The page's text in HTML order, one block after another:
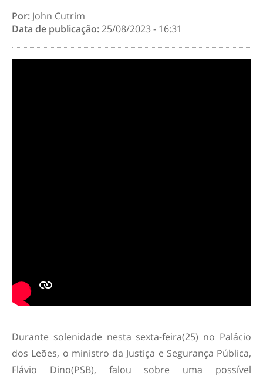
Por: John Cutrim
Data de publicação:25/08/2023 - 16:31
Durante solenidade nesta sexta-feira(25) no Palácio
dos Leões, o ministro da Justiça e Segurança Pública,
Flávio Dino(PSB), falou sobre uma possível